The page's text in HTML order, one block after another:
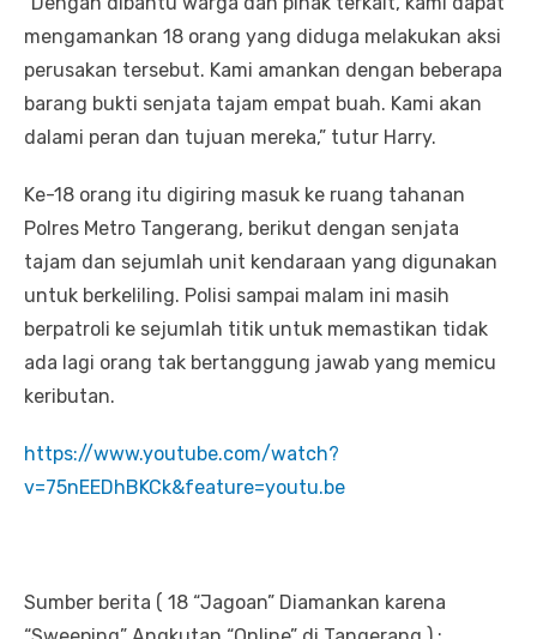
mengamankan 18 orang yang diduga melakukan aksi
perusakan tersebut. Kami amankan dengan beberapa
barang bukti senjata tajam empat buah. Kami akan
dalami peran dan tujuan mereka,” tutur Harry.
Ke-18 orang itu digiring masuk ke ruang tahanan
Polres Metro Tangerang, berikut dengan senjata
tajam dan sejumlah unit kendaraan yang digunakan
untuk berkeliling. Polisi sampai malam ini masih
berpatroli ke sejumlah titik untuk memastikan tidak
ada lagi orang tak bertanggung jawab yang memicu
keributan.
https://www.youtube.com/watch?
v=75nEEDhBKCk&feature=youtu.be
Sumber berita ( 18 “Jagoan” Diamankan karena